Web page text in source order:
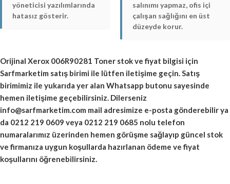
yöneticisi yazılımlarında
hatasız gösterir.
salınımı yapmaz, ofis içi
çalışan sağlığını en üst
düzeyde korur.
Orijinal Xerox 006R90281 Toner stok ve fiyat bilgisi için
Sarfmarketim satış birimi ile lütfen iletişime geçin. Satış
birimimiz ile yukarıda yer alan Whatsapp butonu sayesinde
hemen iletişime geçebilirsiniz. Dilerseniz
info@sarfmarketim.com mail adresimize e-posta gönderebilir ya
da 0212 219 0609 veya 0212 219 0685 nolu telefon
numaralarımız üzerinden hemen görüşme sağlayıp güncel stok
ve firmanıza uygun koşullarda hazırlanan ödeme ve fiyat
koşullarını öğrenebilirsiniz.